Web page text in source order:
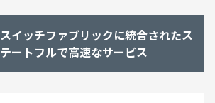
スイッチファブリックに統合されたス
テートフルで高速なサービス